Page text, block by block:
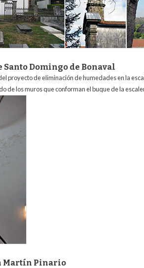
Santo Domingo de Bonaval
proyecto de eliminación de humedades en la
de los muros que conforman el buque de la
Martín Pinario